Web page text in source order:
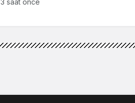
3 saat önce